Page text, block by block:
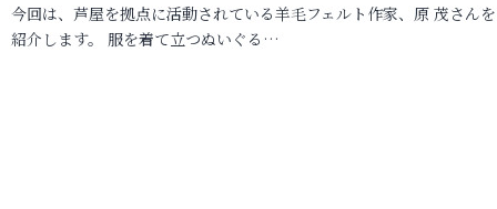
今回は、芦屋を拠点に活動されている羊毛フェルト作家、原 茂さん
紹介します。 服を着て立つぬいぐる…